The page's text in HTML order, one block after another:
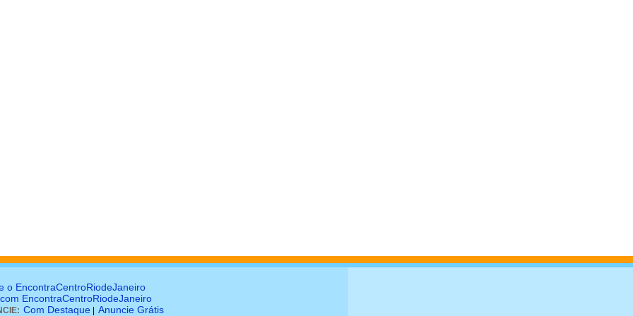
o EncontraCentroRiodeJaneiro
EncontraCentroRiodeJaneiro
Com Destaque Anuncie Grátis